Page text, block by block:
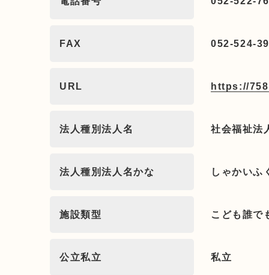
FAX 052-524-
URL https://
法人種別法人名 社会福祉法
法人種別法人名かな しゃかい
施設類型 こども誰で
公立私立 私立